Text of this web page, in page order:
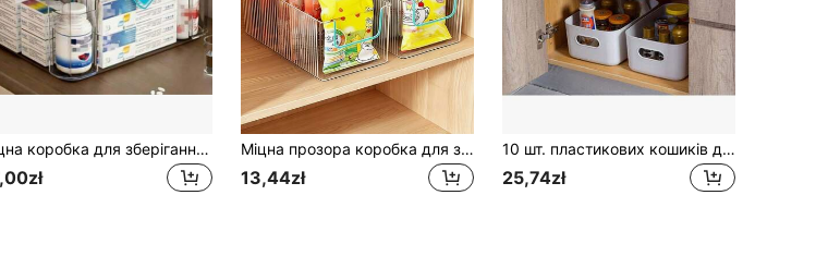
Міцна коробка для зберігання ліків з ручкою, 1 шт., пило- та водонепроникна конструкція, кришка, що легко відкривається, підходить для використання вдома та в подорожах. Багатошарова конструкція дозволяє упорядковувати предмети першої необхідності та ліки. Прозорий видимий шар, коробка-органайзер для ліків, необхідна для подорожей, компактне зберігання, прозора конструкція, міцний пластик, коробка-органайзер для таблеток, коробка з кількома відділеннями, підходить для домашніх користувачів та мандрівників. Міцна прозора коробка для зберігання з ударостійкого пластику зі знімними роздільниками, регульованим розташуванням відділень, підходить для сучасної кухні та офісу. Багатофункціональний розділений лоток, можна використовувати в холодильнику, шафі, ванній кімнаті для зберігання чайних пакетиків, спецій та інструментів. Кухонний органайзер для зберігання.
13,44zł
10 шт. пластикових кошиків для зберігання, організаційні кошики для дому та офісу, коробки для зберігання з ручками, багатофункціональне стильне домашнє зберігання, штабельні коробки для зберігання, підходять для спальні, ванної кімнати, гуртожитку, пральні та шафи
25,74zł